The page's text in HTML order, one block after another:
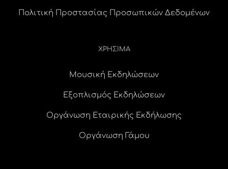
Πολιτική Προστασίας Προσωπικών Δεδομένων
ΧΡΗΣΙΜΑ
Μουσική Εκδηλώσεων
Εξοπλισμός Εκδηλώσεων
Οργάνωση Εταιρικής Εκδήλωσης
Οργάνωση Γάμου